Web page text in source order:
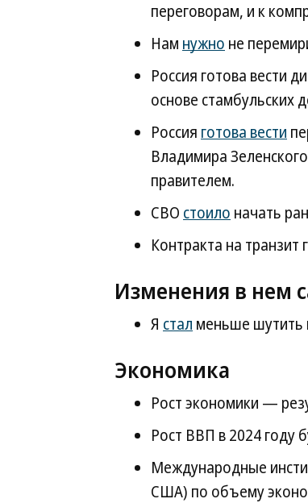
переговорам, и к
Нам нужно не
Россия готова вести
основе стамбульских
Россия готова вести
Владимира
правителем.
СВО стоило начать
Контракта на транзит
Изменения в нем
Я стал меньше шутить
Экономика
Рост экономики —
Рост ВВП в 2024 году
Международные
США) по объему